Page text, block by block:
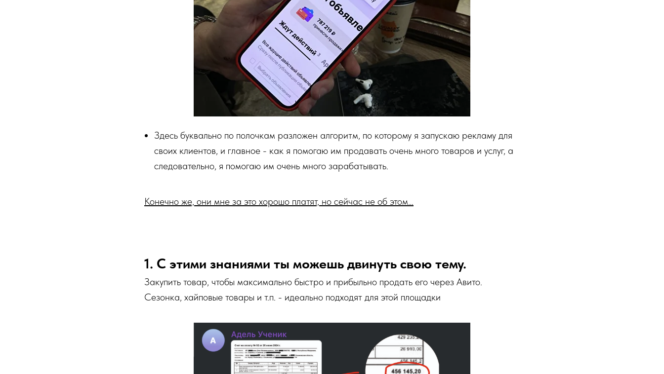
Здесь буквально по полочкам разложен алгоритм, по которому я запускаю рекламу для
своих клиентов, и главное - как я помогаю им продавать очень много товаров и услуг, а
следовательно, я помогаю им очень много зарабатывать.
Конечно же, они мне за это хорошо платят, но сейчас не об этом…
1. С этими знаниями ты можешь двинуть свою тему.
Закупить товар, чтобы максимально быстро и прибыльно продать его через Авито.
Сезонка, хайповые товары и т.п. - идеально подходят для этой площадки